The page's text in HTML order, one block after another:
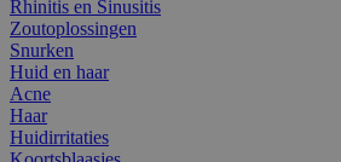
Rhinitis en Sinusitis
Zoutoplossingen
Snurken
Huid en haar
Acne
Haar
Huidirritaties